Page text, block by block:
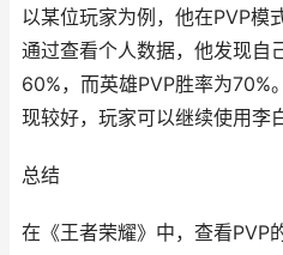
以某位玩家为例，他在PVP模
通过查看个人数据，他发现自
60%，而英雄PVP胜率为70%
现较好，玩家可以继续使用李
总结
在《王者荣耀》中，查看PVP